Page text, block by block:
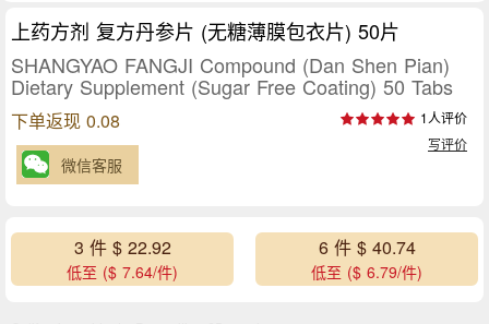
上药方剂 复方丹参片 (无糖薄膜包衣片) 50片
SHANGYAO FANGJI Compound (Dan Shen Pian)
Dietary Supplement (Sugar Free Coating) 50 Tabs
下单返现 0.08
1人评价
写评价
微信客服
3 件 $ 22.92
低至 ($ 7.64/件)
6 件 $ 40.74
低至 ($ 6.79/件)